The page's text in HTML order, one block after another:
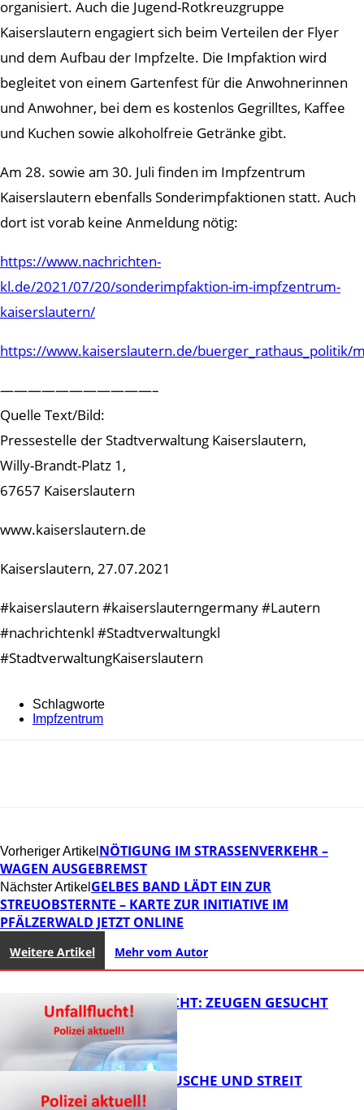
organisiert. Auch die Jugend-Rotkreuzgruppe
Kaiserslautern engagiert sich beim Verteilen der Flyer
und dem Aufbau der Impfzelte. Die Impfaktion wird
begleitet von einem Gartenfest für die Anwohnerinnen
und Anwohner, bei dem es kostenlos Gegrilltes, Kaffee
und Kuchen sowie alkoholfreie Getränke gibt.
Am 28. sowie am 30. Juli finden im Impfzentrum
Kaiserslautern ebenfalls Sonderimpfaktionen statt. Auch
dort ist vorab keine Anmeldung nötig:
https://www.nachrichten-
kl.de/2021/07/20/sonderimpfaktion-im-impfzentrum-
kaiserslautern/
https://www.kaiserslautern.de/
———————————–
Quelle Text/Bild:
Pressestelle der Stadtverwaltung Kaiserslautern,
Willy-Brandt-Platz 1,
67657 Kaiserslautern
www.kaiserslautern.de
Kaiserslautern, 27.07.2021
#kaiserslautern #kaiserslauterngermany #Lautern
#nachrichtenkl #Stadtverwaltungkl
#StadtverwaltungKaiserslautern
Schlagworte
Impfzentrum
Vorheriger Artikel NÖTIGUNG IM STRASSENVERKEHR – W
AGEN AUSGEBREMST
Nächster Artikel GELBES BAND LÄDT EIN ZUR
STREUOBSTERNTE – KARTE ZUR INITIATIVE IM
PFÄLZERWALD JETZT ONLINE
Weitere Artikel Mehr vom Autor
UNFALLFLUCHT: ZEUGEN GESUCHT
KNALLGERÄUSCHE UND STREIT